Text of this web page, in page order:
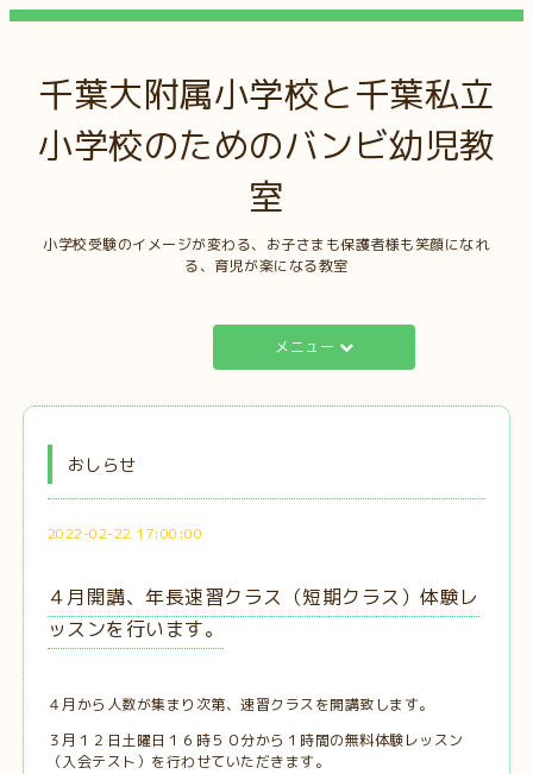
千葉大附属小学校と千葉私立
小学校のためのバンビ幼児教
室
小学校受験のイメージが変わる、お子さまも保護者様も笑顔になれ
る、育児が楽になる教室
メニュー
おしらせ
2022-02-22 17:00:00
４月開講、年長速習クラス（短期クラス）体験レ
ッスンを行います。
４月から人数が集まり次第、速習クラスを開講致します。
３月１２日土曜日１６時５０分から１時間の無料体験レッスン
（入会テスト）を行わせていただきます。